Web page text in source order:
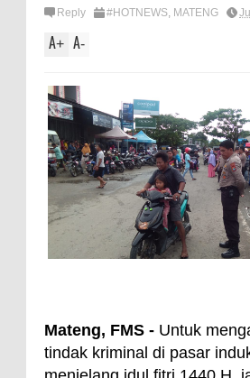
Reply #HOTNEWS, MATENG
A+ A-
Mateng, FMS - Untuk
tindak kriminal di pasar